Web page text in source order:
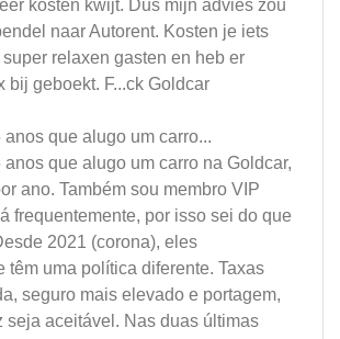
kosten kwijt. Dus mijn advies zou
naar Autorent. Kosten je iets
relaxen gasten en heb er
bij geboekt. F...ck Goldcar
anos que alugo um carro...
anos que alugo um carro na Goldcar,
ano. Também sou membro VIP
frequentemente, por isso sei do que
2021 (corona), eles
têm uma política diferente. Taxas
seguro mais elevado e portagem,
seja aceitável. Nas duas últimas